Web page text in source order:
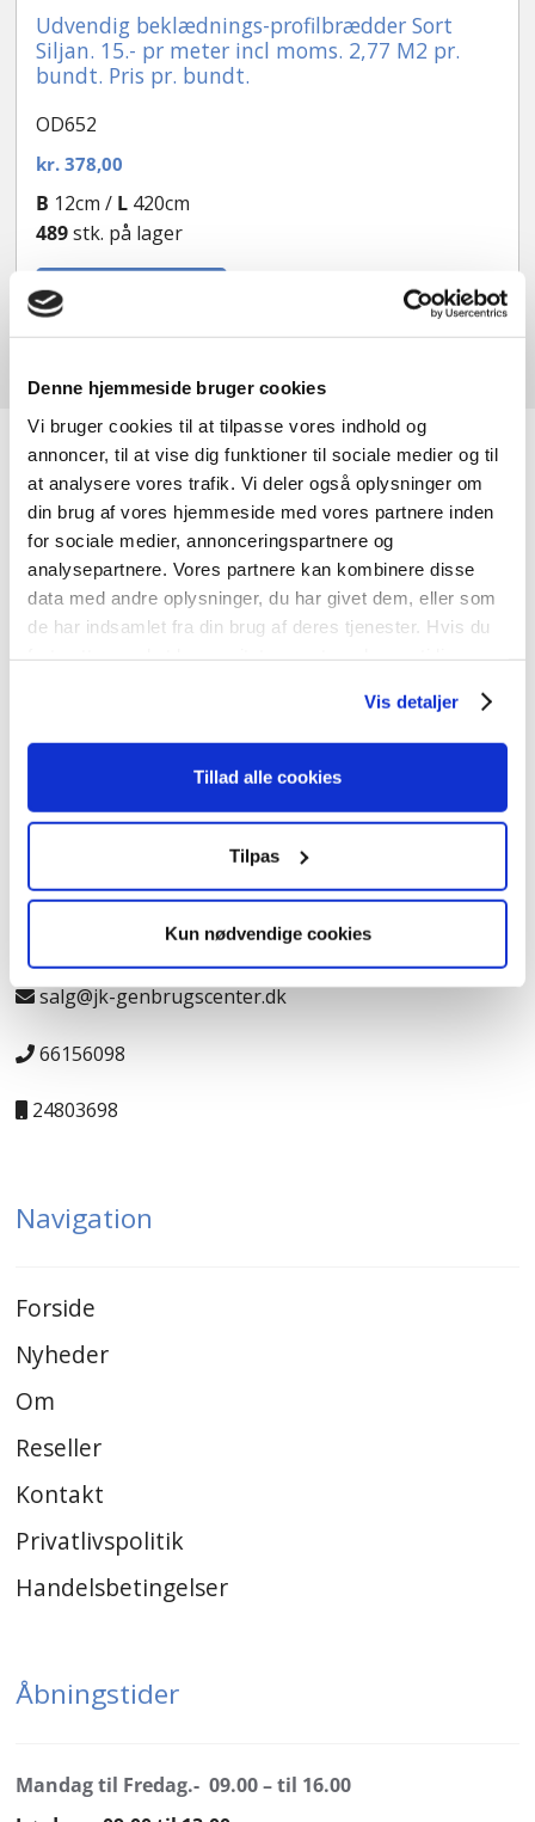
Denne hjemmeside bruger cookies
Vi bruger cookies til at tilpasse vores indhold og
annoncer, til at vise dig funktioner til sociale medier og til
at analysere vores trafik. Vi deler også oplysninger om
din brug af vores hjemmeside med vores partnere inden
for sociale medier, annonceringspartnere og
analysepartnere. Vores partnere kan kombinere disse
data med andre oplysninger, du har givet dem, eller som
de har indsamlet fra din brug af deres tjenester. Hvis du
Vis detaljer
Tillad alle cookies
Tilpas
Kun nødvendige cookies
Udvendig beklædnings-profilbrædder Sort
Siljan. 15.- pr meter incl moms. 2,77 M2 pr.
bundt. Pris pr. bundt.
OD652
kr.378,00
B 12cm / L420cm
489stk. på lager
JK-Genbrugscenter
Hos JK-Genbrugscenter handler vi primært med nye og
brugte døre og vinduer, men vi har også andre
byggematerialer. Vi har materialer med charme og
kvalitet til gode priser og noget til enhver smag.
JK-Genbrugscenter
salg@jk-genbrugscenter.dk
66156098
24803698
Navigation
Forside
Nyheder
Om
Reseller
Kontakt
Privatlivspolitik
Handelsbetingelser
Åbningstider
Mandag til Fredag.- 09.00 – til 16.00